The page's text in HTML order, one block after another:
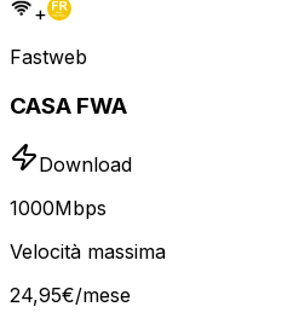
+
Fastweb
CASA FWA
Download
1000Mbps
Velocità massima
24,95€/mese